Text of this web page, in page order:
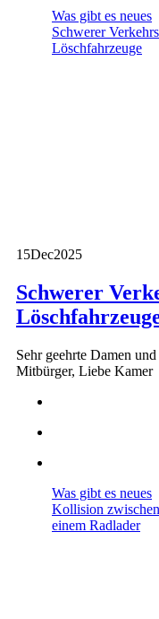
Was gibt es neues
Schwerer
Löschfahrzeuge
15Dec2025
Schwerer
Sehr geehrte Damen
Mitbürger, Liebe Kamer
Was gibt es neues
Kollision
einem Radlader